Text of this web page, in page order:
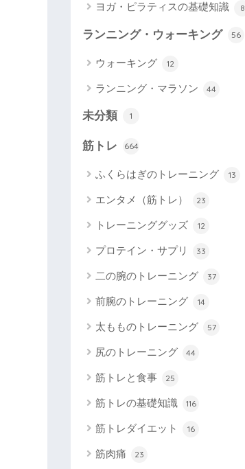
ヨガ・ピラティスの基礎知識 8
ランニング・ウォーキング 56
ウォーキング 12
ランニング・マラソン 44
未分類 1
筋トレ 664
ふくらはぎのトレーニング 13
エンタメ（筋トレ） 23
トレーニンググッズ 12
プロテイン・サプリ 33
二の腕のトレーニング 37
前腕のトレーニング 14
太もものトレーニング 57
尻のトレーニング 44
筋トレと食事 25
筋トレの基礎知識 116
筋トレダイエット 16
筋肉痛 23